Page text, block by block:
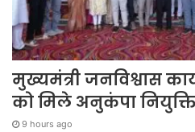
मुख्यमंत्री जनविश्वास
को मिले अनुकंपा
9 hours ago